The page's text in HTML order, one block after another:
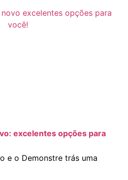
excelentes opções para
e o Demonstre trás uma